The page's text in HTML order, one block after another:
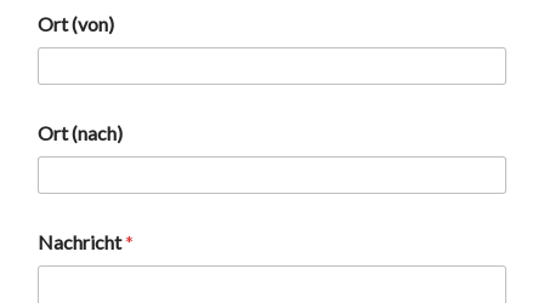
l
ä
u
g
Ort (von)
Ort (nach)
Nachricht*